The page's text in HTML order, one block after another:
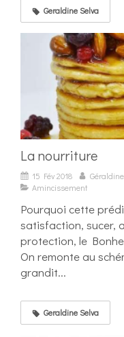
Geraldine Selva
La nourriture
15 Fév 2018
Amincissement
Pourquoi cette
satisfaction, sucer,
protection, le
On remonte au
grandit...
Geraldine Selva